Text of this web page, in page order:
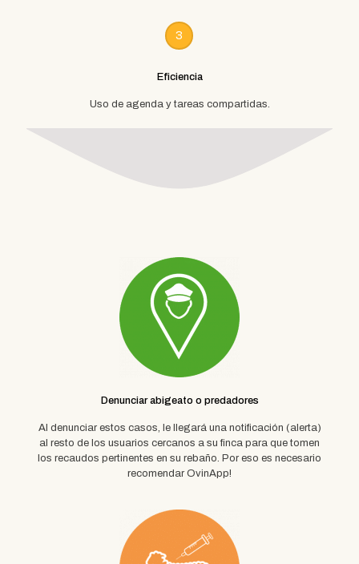
3
Eficiencia
Uso de agenda y tareas compartidas.
Denunciar abigeato o predadores
Al denunciar estos casos, le llegará una notificación (alerta)
al resto de los usuarios cercanos a su finca para que tomen
los recaudos pertinentes en su rebaño. Por eso es necesario
recomendar OvinApp!